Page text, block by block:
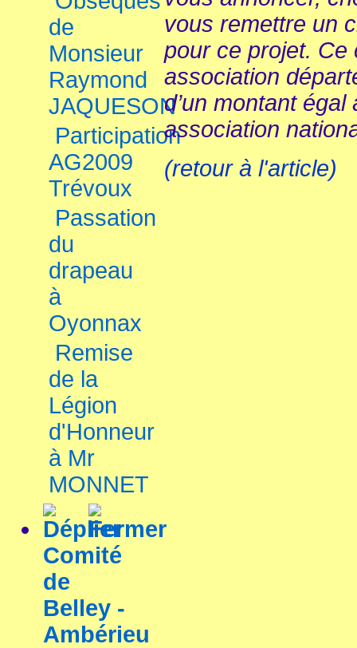
de
Monsieur
Raymond
JAQUESON
Participation
AG2009
Trévoux
Passation
du
drapeau
à
Oyonnax
Remise
de la
Légion
d'Honneur
à Mr
MONNET
Comité
de
Belley -
Ambérieu
vous remettre un
pour ce projet. Ce
association
d’un montant
association
(retour à l'article)